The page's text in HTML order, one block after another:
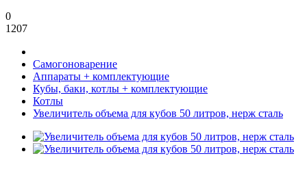
0
1207
Самогоноварение
Аппараты + комплектующие
Кубы, баки, котлы + комплектующие
Котлы
Увеличитель объема для кубов 50 литров, нерж сталь